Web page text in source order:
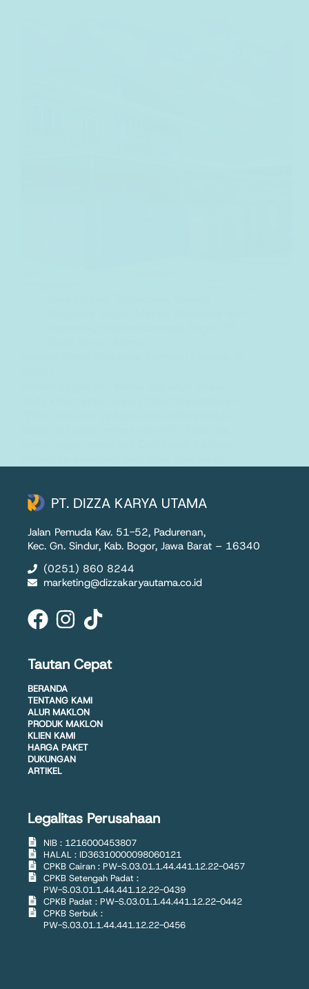
PT. DIZZA KARYA UTAMA
Jalan Pemuda Kav. 51-52, Padurenan,
Kec. Gn. Sindur, Kab. Bogor, Jawa Barat – 16340
(0251) 860 8244
marketing@dizzakaryautama.co.id
Tautan Cepat
BERANDA
TENTANG KAMI
ALUR MAKLON
PRODUK MAKLON
KLIEN KAMI
HARGA PAKET
DUKUNGAN
ARTIKEL
Legalitas Perusahaan
NIB : 1216000453807
HALAL : ID36310000098060121
CPKB Cairan : PW-S.03.01.1.44.441.12.22-0457
CPKB Setengah Padat :
PW-S.03.01.1.44.441.12.22-0439
CPKB Padat : PW-S.03.01.1.44.441.12.22-0442
CPKB Serbuk :
PW-S.03.01.1.44.441.12.22-0456